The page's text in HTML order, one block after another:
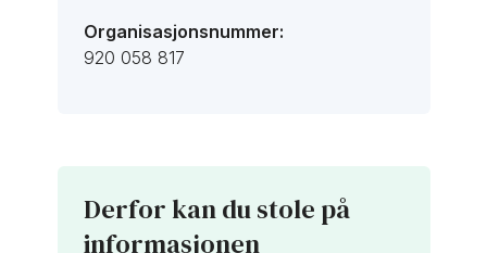
Organisasjonsnummer:
920 058 817
Derfor kan du stole på
informasjonen